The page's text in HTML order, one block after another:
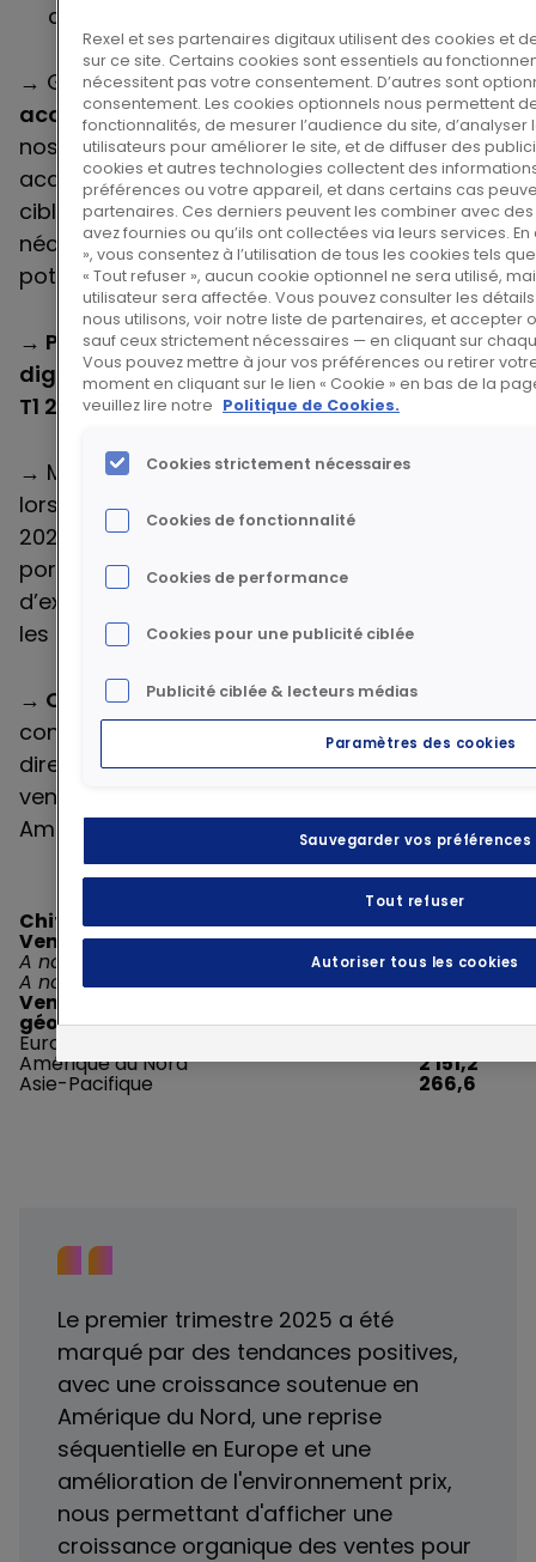
d’affaires
→ Gestion active du portefeuille avecune
acquisition aux États-Uniset la cession de
nos activités en Finlande, priorisant les
acquisitions, combinées à des cessions
ciblées visant à allouer les ressources
nécessaires aux marchés offrant le plus fort
potentiel de création de valeur pour Rexel
→ Poursuite de la croissance des ventes
digitalesatteignant33% du chiffre d’affaires
T1 25
, en augmentation de +241bps
→ Mise en œuvre de la stratégie présentée
lors de notre Journée Investisseurs en juin
2024 et déploiement d’
portant sur l’accélération des initiatives
d’excellences opérationnelles pour atteindre
les ambitions à moyen terme
→ Objectifs 2025 confirmés, tout en
continuant de suivre avec attention les effets
directs et indirects des tarifs douaniers sur les
ventes et la profitabilité, particulièrement en
Amérique du Nord
Chiffres clés (M€) T1 2025
Ventes en données publiées 4 825,0
A nombre de jours courant
A nombre de jours constant
Ventes à nombre de jours constant par
géographie
Europe
Amérique du Nord 2 151,2
Asie-Pacifique 266,6
Le premier trimestre 2025 a été
marqué par des tendances positives,
avec une croissance soutenue en
Amérique du Nord, une reprise
séquentielle en Europe et une
amélioration de l'environnement prix,
nous permettant d'afficher une
croissance organique des ventes pour
Rexel et ses partenaires digitaux utilisent des cookies et
sur ce site. Certains cookies sont essentiels au
nécessitent pas votre consentement. D’autres sont
consentement. Les cookies optionnels nous permettent
fonctionnalités, de mesurer l’audience du site,
utilisateurs pour améliorer le site, et de diffuser des
cookies et autres technologies collectent des
préférences ou votre appareil, et dans certains cas
partenaires. Ces derniers peuvent les combiner avec
avez fournies ou qu’ils ont collectées via leurs services.
», vous consentez à l’utilisation de tous les cookies tels
« Tout refuser », aucun cookie optionnel ne sera utilisé,
utilisateur sera affectée. Vous pouvez consulter les
nous utilisons, voir notre liste de partenaires, et accepter
sauf ceux strictement nécessaires — en cliquant sur
Vous pouvez mettre à jour vos préférences ou retirer
moment en cliquant sur le lien « Cookie » en bas de la
veuillez lire notre Politique de Cookies.
Cookies strictement nécessaires
Cookies de fonctionnalité
Cookies de performance
Cookies pour une publicité ciblée
Publicité ciblée & lecteurs médias
Paramètres des cookies
Sauvegarder vos préférences
Tout refuser
Autoriser tous les cookies